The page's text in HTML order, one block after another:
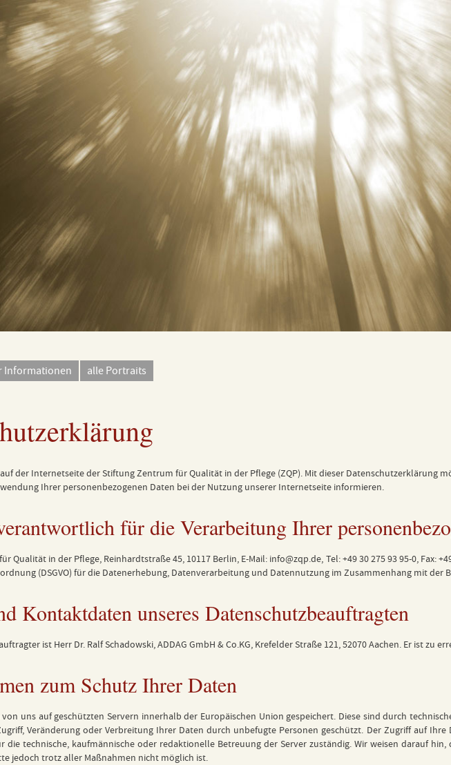
Informationen alle Portraits
der Internetseite der Stiftung Zentrum für Qualität in der Pflege (ZQP). Mit dieser Datenschutzerklärung
Ihrer personenbezogenen Daten bei der Nutzung unserer Internetseite informieren.
für die Verarbeitung Ihrer
Qualität in der Pflege, Reinhardtstraße 45, 10117 Berlin, E-Mail: info@zqp.de, Tel: +49 30 275 93 95-0, Fax:
(DSGVO) für die Datenerhebung, Datenverarbeitung und Datennutzung im Zusammenhang mit der
Kontaktdaten unseres Datenschutzbeauftragten
ist Herr Dr. Ralf Schadowski, ADDAG GmbH & Co.KG, Krefelder Straße 121, 52070 Aachen. Er ist zu
zum Schutz Ihrer Daten
uns auf geschützten Servern innerhalb der Europäischen Union gespeichert. Diese sind durch
Veränderung oder Verbreitung Ihrer Daten durch unbefugte Personen geschützt. Der Zugriff auf
die technische, kaufmännische oder redaktionelle Betreuung der Server zuständig. Wir weisen darauf
jedoch trotz aller Maßnahmen nicht möglich ist.